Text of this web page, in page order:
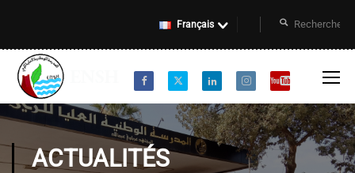
Français
ACTUALITÉS